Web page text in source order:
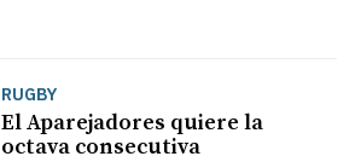
RUGBY
El Aparejadores quiere la
octava consecutiva